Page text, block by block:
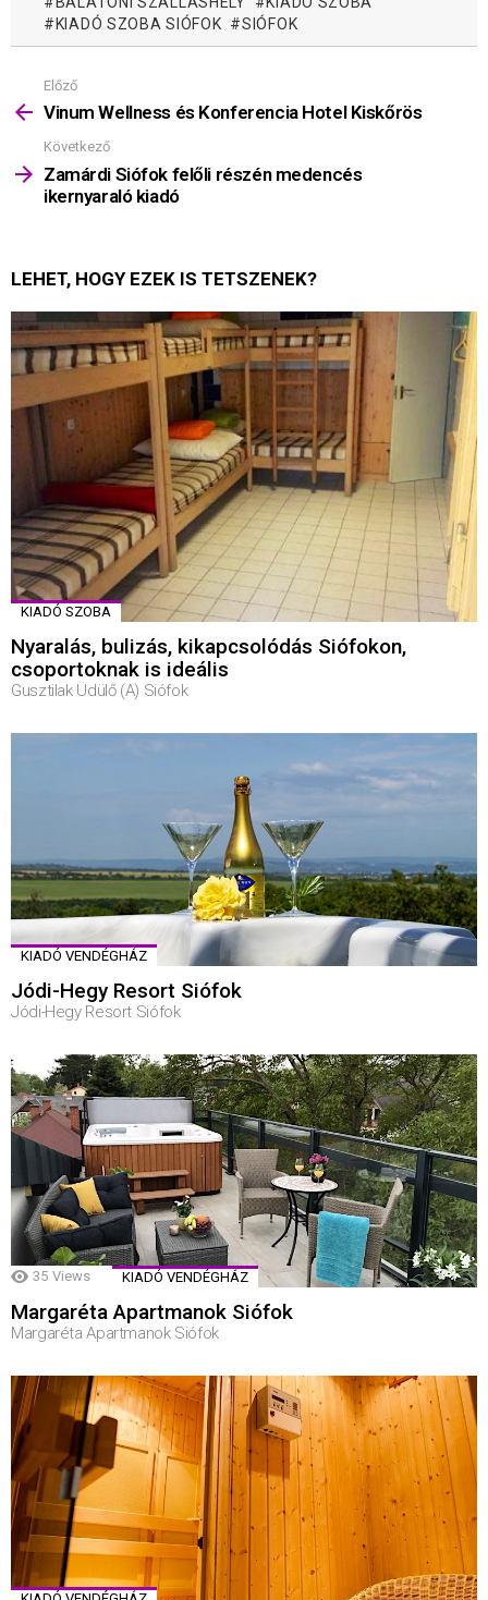
KIADÓ SZOBA SIÓFOK
SIÓFOK
Mutass
többet
Előző
Vinum Wellness és Konferencia Hotel Kiskőrös
Következő
Zamárdi Siófok felőli részén medencés
ikernyaraló kiadó
LEHET, HOGY EZEK IS TETSZENEK?
KIADÓ SZOBA
Nyaralás, bulizás, kikapcsolódás Siófokon,
csoportoknak is ideális
Gusztilak Üdülő (A) Siófok
KIADÓ VENDÉGHÁZ
Jódi-Hegy Resort Siófok
Jódi-Hegy Resort Siófok
35 Views KIADÓ VENDÉGHÁZ
Margaréta Apartmanok Siófok
Margaréta Apartmanok Siófok